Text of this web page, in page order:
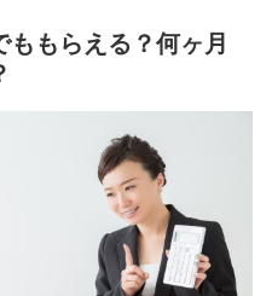
もらえる？何ヶ月